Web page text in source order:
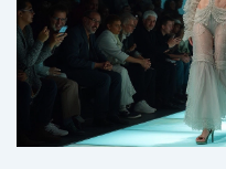
опытом, находя в этом и
идентичности.